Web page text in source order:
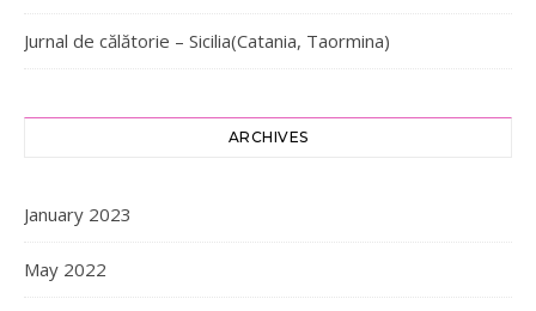
Jurnal de călătorie – Sicilia(Catania, Taormina)
ARCHIVES
January 2023
May 2022